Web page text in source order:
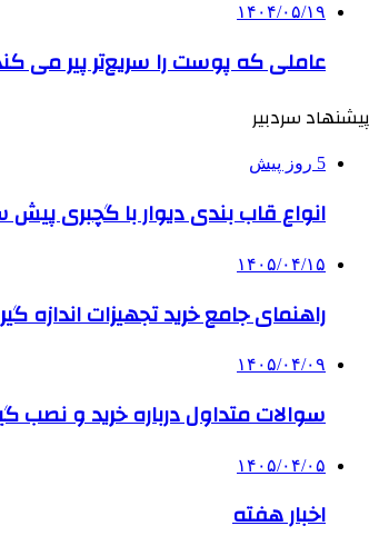
۱۴۰۴/۰۵/۱۹
عاملی که پوست را سریع‌تر پیر می
پیشنهاد سردبیر
5 روز پیش
انواع قاب بندی دیوار با گچبری
۱۴۰۵/۰۴/۱۵
راهنمای جامع خرید تجهیزات اندازه
۱۴۰۵/۰۴/۰۹
سوالات متداول درباره خرید و
۱۴۰۵/۰۴/۰۵
اخبار هفته